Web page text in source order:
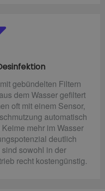
gebündelten Filtern
dem Wasser gefiltert
oft mit einem Sensor,
automatisch
mehr im Wasser
deutlich
sowohl in der
recht kostengünstig.